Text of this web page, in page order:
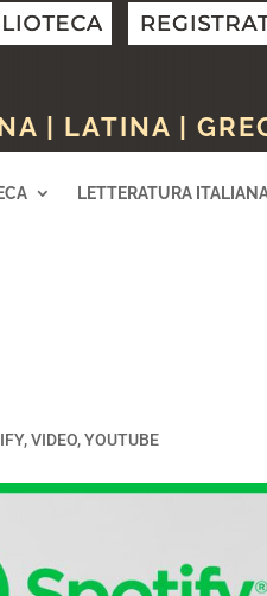
| LATINA |
LETTERATURA
,VIDEO,YOUTUBE